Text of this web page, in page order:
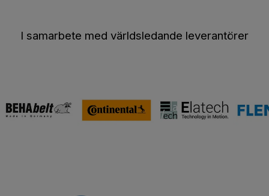
I samarbete med världsledande leverantörer